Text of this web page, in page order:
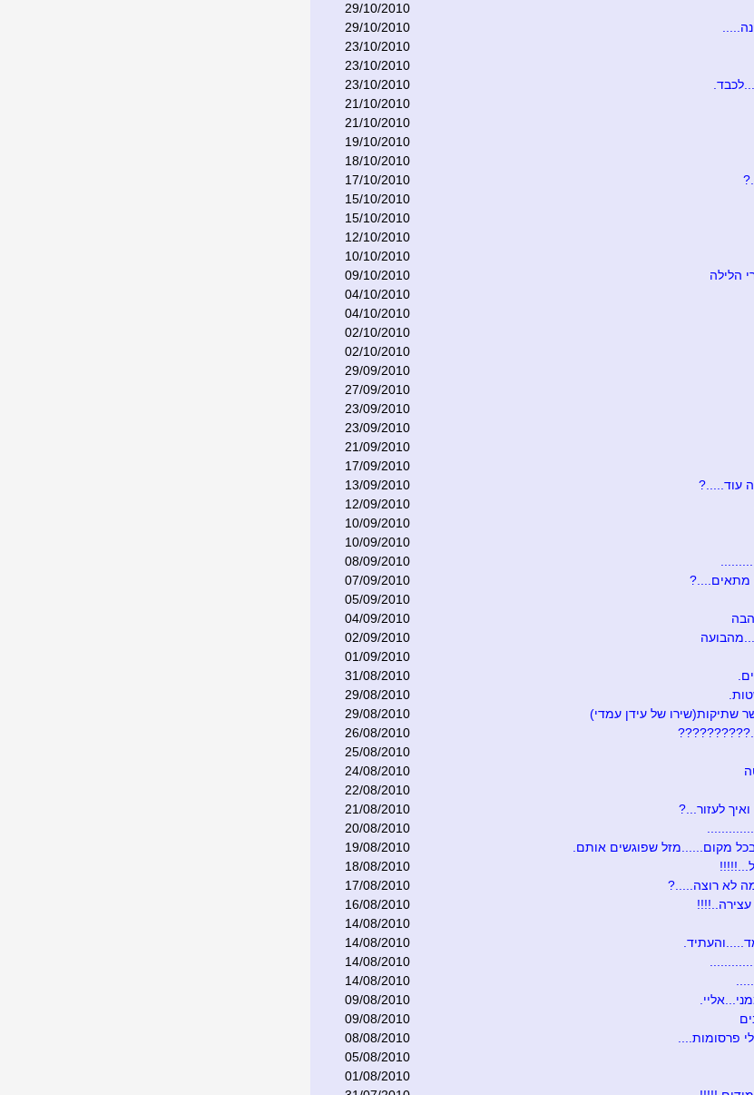
29/10/2010
29/10/2010
23/10/2010
23/10/2010
23/10/2010
21/10/2010
21/10/2010
19/10/2010
18/10/2010
17/10/2010
15/10/2010
15/10/2010
12/10/2010
10/10/2010
הלילה
09/10/2010
04/10/2010
04/10/2010
02/10/2010
02/10/2010
29/09/2010
27/09/2010
23/09/2010
23/09/2010
21/09/2010
17/09/2010
עוד.....?
13/09/2010
12/09/2010
10/09/2010
10/09/2010
08/09/2010
מתאים....?
07/09/2010
05/09/2010
04/09/2010
02/09/2010
01/09/2010
31/08/2010
29/08/2010
שתיקות(שירו של עידן עמדי)
29/08/2010
26/08/2010
25/08/2010
24/08/2010
22/08/2010
לעזור...?
21/08/2010
20/08/2010
מקום......מזל שפוגשים אותם.
19/08/2010
18/08/2010
לא רוצה.....?
17/08/2010
16/08/2010
14/08/2010
14/08/2010
14/08/2010
14/08/2010
09/08/2010
09/08/2010
פרסומות....
08/08/2010
05/08/2010
01/08/2010